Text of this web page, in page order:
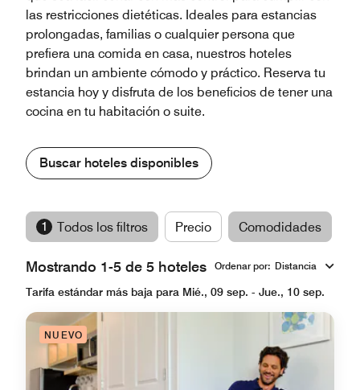
las restricciones dietéticas. Ideales para estancias
prolongadas, familias o cualquier persona que
prefiera una comida en casa, nuestros hoteles
brindan un ambiente cómodo y práctico. Reserva tu
estancia hoy y disfruta de los beneficios de tener una
cocina en tu habitación o suite.
Buscar hoteles disponibles
1 Todos los filtros Precio Comodidades
Mostrando 1-5 de 5 hoteles Ordenar por: Distancia
Tarifa estándar más baja para Mié., 09 sep. - Jue., 10 sep.
NUEVO